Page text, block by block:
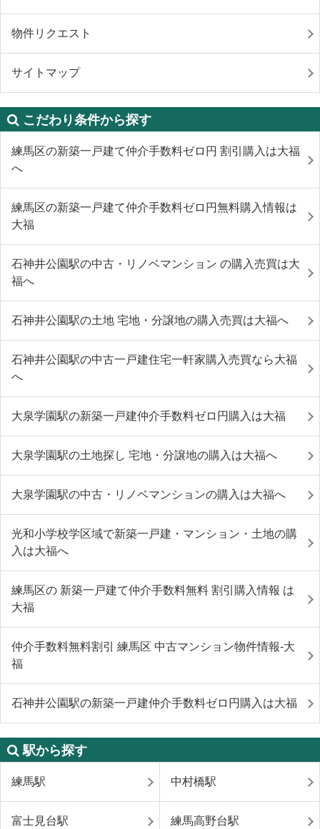
物件リクエスト
サイトマップ
こだわり条件から探す
練馬区の新築一戸建て仲介手数料ゼロ円 割引購入は大福
へ
練馬区の新築一戸建て仲介手数料ゼロ円無料購入情報は
大福
石神井公園駅の中古・リノベマンション の購入売買は大
福へ
石神井公園駅の土地 宅地・分譲地の購入売買は大福へ
石神井公園駅の中古一戸建住宅一軒家購入売買なら大福
へ
大泉学園駅の新築一戸建仲介手数料ゼロ円購入は大福
大泉学園駅の土地探し 宅地・分譲地の購入は大福へ
大泉学園駅の中古・リノベマンションの購入は大福へ
光和小学校学区域で新築一戸建・マンション・土地の購
入は大福へ
練馬区の 新築一戸建て仲介手数料無料 割引購入情報 は
大福
仲介手数料無料割引 練馬区 中古マンション物件情報-大
福
石神井公園駅の新築一戸建仲介手数料ゼロ円購入は大福
駅から探す
練馬駅 中村橋駅
富士見台駅 練馬高野台駅